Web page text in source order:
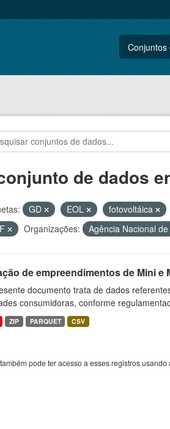
Conjuntos
de dados
GD EOL fotovoltáica
Organizações: Agência Nacional
de empreendimentos de Mini e
documento trata de dados
consumidoras, conforme
ZIP PARQUET CSV
pode ter acesso a esses registros usando